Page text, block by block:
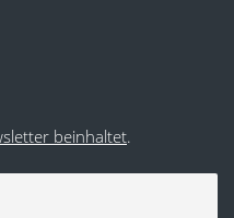
beinhaltet.